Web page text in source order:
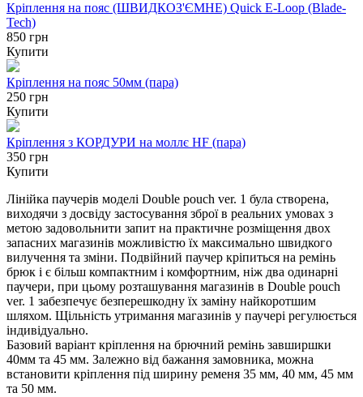
Кріплення на пояс (ШВИДКОЗ'ЄМНЕ) Quick E-Loop (Blade-
Tech)
850 грн
Купити
Кріплення на пояс 50мм (пара)
250 грн
Купити
Кріплення з КОРДУРИ на моллє HF (пара)
350 грн
Купити
Лінійка паучерів моделі Double pouch ver. 1 була створена,
виходячи з досвіду застосування зброї в реальних умовах з
метою задовольнити запит на практичне розміщення двох
запасних магазинів можливістю їх максимально швидкого
вилучення та зміни. Подвійний паучер кріпиться на ремінь
брюк і є більш компактним і комфортним, ніж два одинарні
паучери, при цьому розташування магазинів в Double pouch
ver. 1 забезпечує безперешкодну їх заміну найкоротшим
шляхом. Щільність утримання магазинів у паучері регулюється
індивідуально.
Базовий варіант кріплення на брючний ремінь завширшки
40мм та 45 мм. Залежно від бажання замовника, можна
встановити кріплення під ширину ременя 35 мм, 40 мм, 45 мм
та 50 мм.